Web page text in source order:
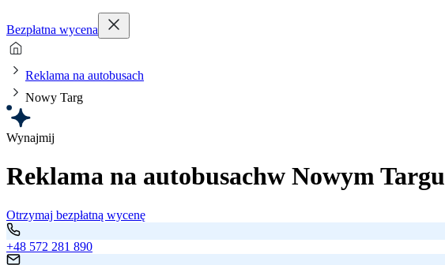
Bezpłatna wycena
Reklama na autobusach
Nowy Targ
Wynajmij
Reklama na autobusachw Nowym Targu
Otrzymaj bezpłatną wycenę
+48 572 281 890